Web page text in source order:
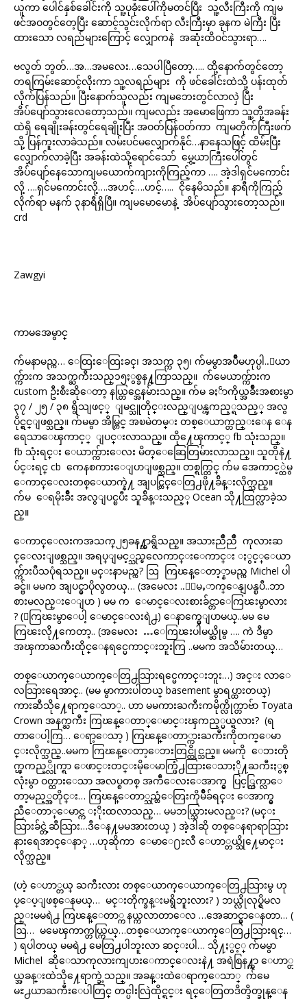
ယူကာ ပေါင်နှစ်ခေါင်းကို သူ့ပုခုံးပေါ်ကိုမတင်ပြီး သူ့လီးကြီးကို ကျမ
ဖင်အဝတွင်တေ့ပြီး ဆောင့်သွင်းလိုက်ရာ လီးကြီးမှာ ခုနက မဲကြီး ပြီး
ထားသော လရည်များကြောင့် လျှောကနဲ အဆုံးထိဝင်သွားရာ….
ဗလွတ် ဘွတ်…အ…အမလေး…သေပါပြီတော့….. ထို့နောက်တွင်တော့
တရကြမ်းဆောင့်လိုးကာ သူ့လရည်များ ကို ဖင်ခေါင်းထဲသို့ ပန်းထုတ်
လိုက်ပြန်သည်။ ပြီးနောက်သူလည်း ကျမဘေးတွင်လာလှဲ ပြီး
အိပ်ပျော်သွားလေတော့သည်။ ကျမလည်း အမောဖြေကာ သူ့တို့အခန်း
ထဲရှိ ရေချိုးခန်းတွင်ရေချိုးပြီး အဝတ်ပြန်ဝတ်ကာ ကျမတိုက်ကြီးဖက်
သို့ ပြန်ကူးလာခဲသည်။ လမ်းပင်မလျှောက်နိုင်…နာနေသဖြင့် ထိမ်းပြီး
လျှောက်လာခဲ့ပြီး အခန်းထဲသို့ရောင်သော် မွှေ့ယာကြီးပေါ်တွင်
အိပ်ပျော်နေသောကျမယောက်ကျားကိုကြည့်ကာ …. အဲ့ဒါရှင်မကောင်း
လို့ ….ရှင်မကောင်းလို့….အဟင့်….ဟင့်….. ငိုနေမိသည်။ နာရီကိုကြည့်
လိုက်ရာ မနက် ၃နာရီရှိပြီ။ ကျမမောမောနဲ့ အိပ်ပျော်သွားတော့သည်။
crd
Zawgyi
ကာမအေမွာင္
က်မနာမည္က… ေထြးေထြးခင္၊ အသက္က ၃၅၊ က်မမွာအပ်ိဳမဟုပ္ပါ..ေယာ
က္က်ားက အသက္ႀကီးသည္၁၅ႏွစ္ခန႔္ကြာသည္။ က်မေယာက္က်ားက
custom ဦးစီးဆိုေတာ့ နယ္တြင္အေနမ်ားသည္။ က်မ ခႏၲာကိုယ္အခ်ိဳးအစားမွာ
၃၇ / ၂၅ / ၃၈ ရွိသျဖင့္ ျမင္သူတိုင္းလည္ျပန္ၾကည့္ရသည့္ အလွ
ပိုင္ရွင္ျဖစ္သည္။ က်မမွာ အိမ္တြင္ အၿမဲတမ္း တစ္ေယာက္တည္းေန ေန
ရေသာေၾကာင့္ ျပင္းလာသည္။ ထို႔ေၾကာင့္ fb သုံးသည္။
fb သုံးရင္း ေယာက္က်ားေလး မိတ္ေဆြေတြမ်ားလာသည္။ သူတိုနဲ႔
ပ်င္းရင္ cb ကေနစကားေျပာျဖစ္သည္။ တစ္ရက္တြင္ က်မ အေကာင့္ထဲမွ
ေကာင္ေလးတစ္ေယာက္နဲ႔ အျပင္တြင္ေတြ႕ဖို႔ခ်ိန္းလိုက္သည္။
က်မ ေရမိုးခ်ိဳး အလွျပင္ၿပီး သူခ်ိန္းသည့္ Ocean သို႔ထြက္လာခဲ့သ
ည္။
ေကာင္ေလးကအသက္၂၅ခန႔္သာရွိသည္။ အသားညိဳညိဳ ကုလားဆ
င္ေလးျဖစ္သည္။ အရပ္ျမင့္သည္ဗလေကာင္းေကာင္း ႏွင့္ေယာ
က္က်ားပီသပုံရသည္။ မင္းနာမည္က? ဩ ကြၽန္ေတာ့္နာမည္က Michel ပါ
ခင္ဗ်။ မမက အျပင္မွာပိုလွတယ္… (အမေလး ..ေျမႇာက္ေနျပန္ၿပီ..ဘာ
စားမလည္းေျပာ ) မမ က ေမာင္ေလးစားခ်င္တာေကြၽးမွာလား
? (ေကြၽးမွာေပါ့ ေမာင္ေလးရဲ႕) ေနာက္မွေျပာမယ္..မမ မေ
ကြၽးလို႔ကေတာ့.. (အမေလး …ေကြၽးပါမယ္ဆိုမွ …. ကဲ ဒီမွာ
အၾကာႀကီးထိုင္ေနရင္မေကာင္းဘူးကြ ..မမက အသိမ်ားတယ္…
တစ္ေယာက္ေယာက္ေတြ႕သြားရင္မေကာင္းဘူး…) အင္း လာေ
လသြားရေအာင္.. (မမ မွာကားပါတယ္ basement မွာရပ္ထားတယ္)
ကားဆီသို႔ေရာက္ေသာ္.. ဟာ မမကားႀကီးကမိုက္လိုက္တာဗ်ာ Toyata
Crown အနက္ႀကီး ကြၽန္ေတာ္ေမာင္းၾကည့္မယ္ရလား? (ရ
တာေပါ့ကြ… ေရာ့ေသာ့ ) ကြၽန္ေတာ္ကားႀကီးကိုတက္ေမာ
င္းလိုက္သည္..မမက ကြၽန္ေတာ့ေဘးတြင္ထိုင္သည္။ မမကို ေဘးတို
က္ၾကည့္လိုက္ရာ ေဖာင္းတင္းမိုေမာက္ဖြံ႕ထြားေသာႏို႔ႀကီးႏွစ္
လုံးမွာ ဝတ္ထားေသာ အလပ္စတစ္ အက်ီေလးေအာက္မွ ပြင့္ထြက္လာေ
တာ့မည့္အတိုင္း… ကြၽန္ေတာ္သည္တံေတြးကိုမ်ိဳခ်ရင္း ေအာက္မွ
ညီေတာ္ေမာင္က ႏိုးထလာသည္… မမဘယ္သြားမလည္း? (မင္း
သြားခ်င္တဲ့ဆီသြား…ဒီေန႔မမအားတယ္ ) အဲ့ဒါဆို တစ္ေနရာရာသြား
နားရေအာင္ေနာ္ …ဟုဆိုကာ ေမာေ႐ႊလီ ေဟာ္တယ္သို႔ေမာင္း
လိုက္သည္။
(ဟဲ့ ေဟာ္တယ္ ႀကီးလား တစ္ေယာက္ေယာက္ေတြ႕သြားမွ ဟု
ပ္ေပ့ျဖစ္ေနမယ္… မင္းတိုက္ခန္းမရွိဘူးလား? ) ဘယ္လိုလုပ္ရွိမလ
ည္းမမရဲ႕ ကြၽန္ေတာ္က နယ္ကလာတာေလ …အေဆာင္မွာေနတာ… (
ဩ… မမေၾကာက္တယ္ကြယ္…တစ္ေယာက္ေယာက္ေတြ႕သြားရင္…
) ရပါတယ္ မမရဲ႕ မေတြ႕ပါဘူးလာ ဆင္းပါ… သို႔ႏွင့္ က်မမွာ
Michel ဆိုေသာကုလားကျပားေကာင္ေလးနဲ႔ အရဲစြန႔္ကာ ေဟာ္တ
ယ္အခန္းထဲသို႔ေရာက္ခဲ့သည္။ အခန္းထဲေရာက္ေသာ္ က်မေ
မႊ႕ယာႀကီးေပါတြင္ တင္ပါးလြဲထိုင္ရင္း ရင္ေတြတဒိတ္ဒိတ္ခုန္ေန